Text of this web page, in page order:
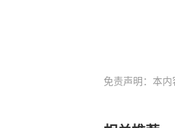
免责声明：本